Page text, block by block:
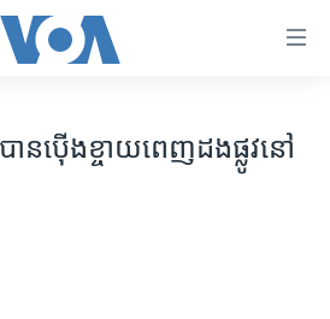
ាន​ប៉ើង​ខ្ចាយ​ពេញដង​ផ្លូវ​នៅ​